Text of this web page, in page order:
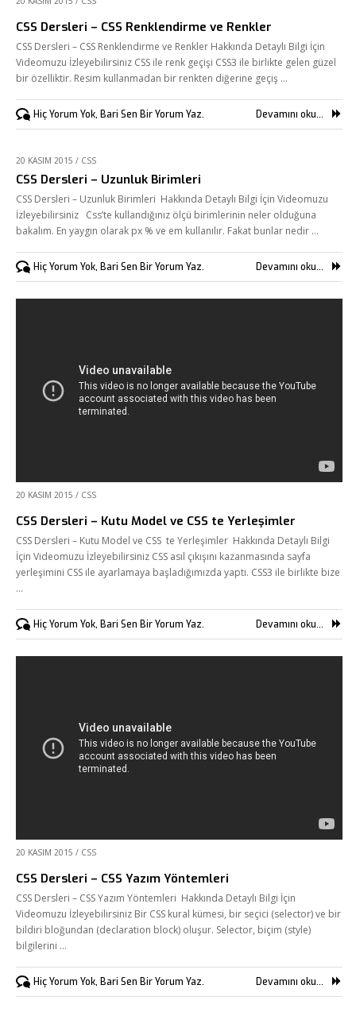
Hizmetlerimiz
Referanslarımız
Online Araçlar
İnsan Kaynakları
Bize Ulaşın
CSS Dersleri – CSS Renklendirme ve Renkler
CSS Dersleri – CSS Renklendirme ve Renkler Hakkında Detaylı Bilgi İçin
Videomuzu İzleyebilirsiniz CSS ile renk geçişi CSS3 ile birlikte gelen güzel
bir özelliktir. Resim kullanmadan bir renkten diğerine geçiş …
Hiç Yorum Yok, Bari Sen Bir Yorum Yaz. Devamını oku...
20 KASIM 2015 / CSS
CSS Dersleri – Uzunluk Birimleri
CSS Dersleri – Uzunluk Birimleri Hakkında Detaylı Bilgi İçin Videomuzu
İzleyebilirsiniz Css’te kullandığınız ölçü birimlerinin neler olduğuna
bakalım. En yaygın olarak px % ve em kullanılır. Fakat bunlar nedir …
Hiç Yorum Yok, Bari Sen Bir Yorum Yaz. Devamını oku...
20 KASIM 2015 / CSS
CSS Dersleri – Kutu Model ve CSS te Yerleşimler
CSS Dersleri – Kutu Model ve CSS te Yerleşimler Hakkında Detaylı Bilgi
İçin Videomuzu İzleyebilirsiniz CSS asıl çıkışını kazanmasında sayfa
yerleşimini CSS ile ayarlamaya başladığımızda yaptı. CSS3 ile birlikte bize
…
Hiç Yorum Yok, Bari Sen Bir Yorum Yaz. Devamını oku...
20 KASIM 2015 / CSS
CSS Dersleri – CSS Yazım Yöntemleri
CSS Dersleri – CSS Yazım Yöntemleri Hakkında Detaylı Bilgi İçin
Videomuzu İzleyebilirsiniz Bir CSS kural kümesi, bir seçici (selector) ve bir
bildiri bloğundan (declaration block) oluşur. Selector, biçim (style)
bilgilerini …
Hiç Yorum Yok, Bari Sen Bir Yorum Yaz. Devamını oku...